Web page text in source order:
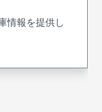
情報を提供し